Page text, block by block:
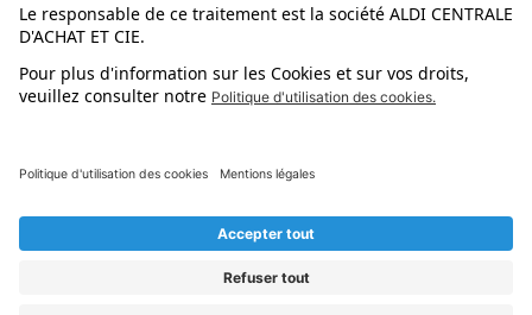
L'application mobile